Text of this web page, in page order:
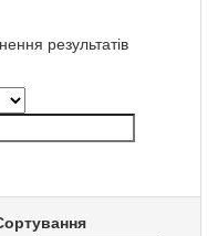
результатів